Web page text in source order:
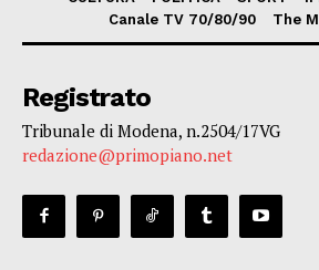
Canale TV 70/80/90
The
Registrato
Tribunale di Modena, n.2504/17VG
redazione@primopiano.net